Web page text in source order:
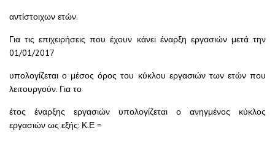
αντίστοιχων ετών.
Για τις επιχειρήσεις που έχουν κάνει έναρξη εργασιών μετά την
01/01/2017
υπολογίζεται ο μέσος όρος του κύκλου εργασιών των ετών που
λειτουργούν. Για το
έτος έναρξης εργασιών υπολογίζεται ο ανηγμένος κύκλος
εργασιών ως εξής: Κ.Ε =